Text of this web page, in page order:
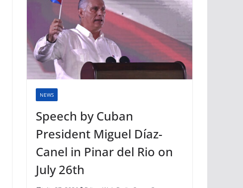
NEWS
Speech by Cuban
President Miguel Díaz-
Canel in Pinar del Rio on
July 26th